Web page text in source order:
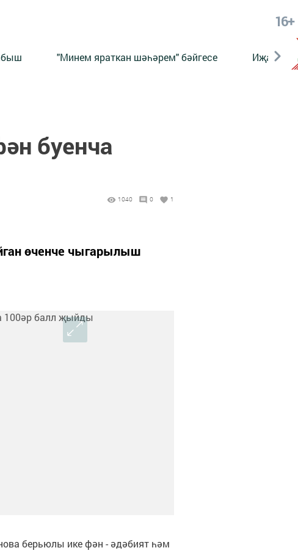
16+
"Минем яраткан шәһәрем" бәйгесе Иҗат
буенча
1040 0 1
өченче чыгарылыш
берьюлы ике фән - әдәбият һәм